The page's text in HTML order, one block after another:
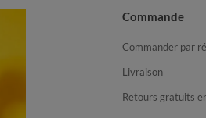
Commande
Commander par
Livraison
Retours gratuits